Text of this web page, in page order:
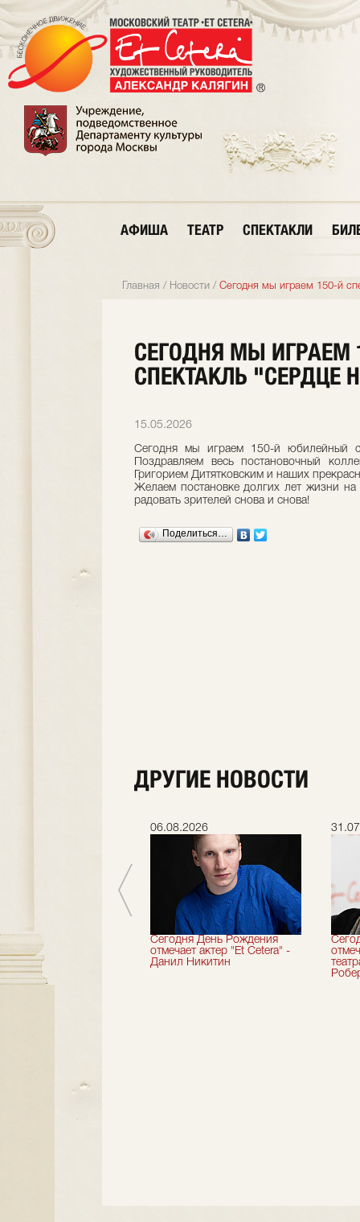
АФИША ТЕАТР СПЕКТАКЛИ
Главная / Новости / Сегодня мы играем 150-й
СЕГОДНЯ МЫ ИГРАЕМ
СПЕКТАКЛЬ "СЕРДЦЕ
15.05.2026
Сегодня мы играем 150-й юбилейный
Поздравляем весь постановочный
Григорием Дитятковским и наших
Желаем постановке долгих лет жизни
радовать зрителей снова и снова!
Поделиться…
ДРУГИЕ НОВОСТИ
сезон!
06.08.2026
Сегодня День Рождения
отмечает актер "Et Cetera" -
Данил Никитин